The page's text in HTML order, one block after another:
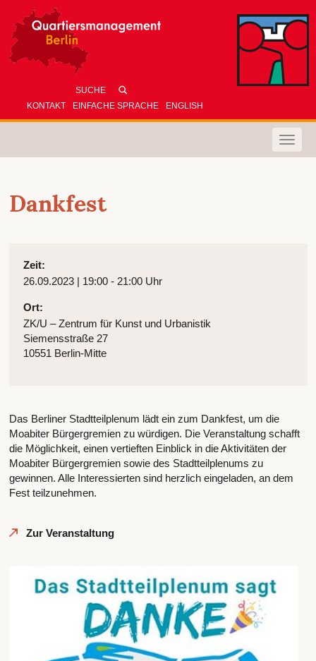
KONTAKT EINFACHE SPRACHE ENGLISH
Toggle
Dankfest
Zeit:
26.09.2023 | 19:00 - 21:00 Uhr
Ort:
ZK/U – Zentrum für Kunst und Urbanistik
Siemensstraße 27
10551 Berlin-Mitte
Das Berliner Stadtteilplenum lädt ein zum Dankfest, um die
Moabiter Bürgergremien zu würdigen. Die Veranstaltung schafft
die Möglichkeit, einen vertieften Einblick in die Aktivitäten der
Moabiter Bürgergremien sowie des Stadtteilplenums zu
gewinnen. Alle Interessierten sind herzlich eingeladen, an dem
Fest teilzunehmen.
Zur Veranstaltung